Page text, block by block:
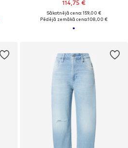
114,75 €
Sākotnējā cena: 159,00 €
Pēdējā zemākā cena:108,00 €